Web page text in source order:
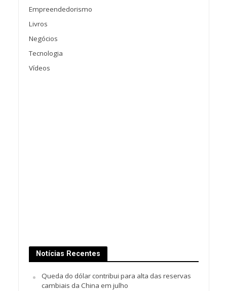
Empreendedorismo
Livros
Negócios
Tecnologia
Vídeos
Notícias Recentes
Queda do dólar contribui para alta das reservas
cambiais da China em julho